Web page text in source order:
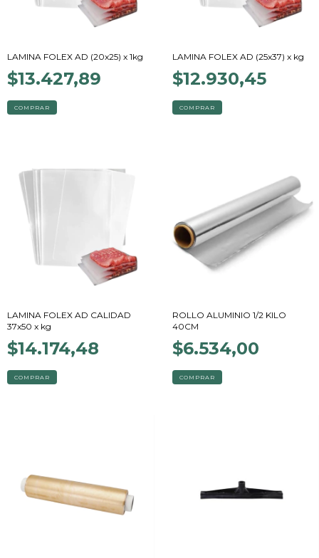
LAMINA FOLEX AD (20x25) x 1kg
$13.427,89
LAMINA FOLEX AD (25x37) x kg
$12.930,45
LAMINA FOLEX AD CALIDAD
37x50 x kg
$14.174,48
ROLLO ALUMINIO 1/2 KILO
40CM
$6.534,00